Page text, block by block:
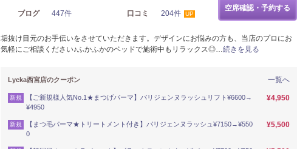
ブログ 447件 口コミ 204件 UP
空席確認・予約する
垢抜け目元のお手伝いをさせていただきます。デザインにお悩みの方も、当店のプロにお
気軽にご相談ください♪ふかふかのベッドで施術中もリラックス◎…続きを見る
一覧へ
Lycka西宮店のクーポン
新規
【ご新規様人気No.1★まつげパーマ】パリジェンヌラッシュリフト¥6600→
¥4950
¥4,950
新規
【まつ毛パーマ★トリートメント付き】パリジェンヌラッシュ¥7150→¥550
0
¥5,500